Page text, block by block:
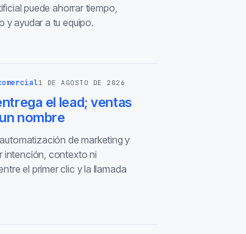
puede ahorrar tiempo,
y ayudar a tu equipo.
1 DE AGOSTO DE 2026
el lead; ventas
nombre
de marketing y
intención, contexto ni
el primer clic y la llamada